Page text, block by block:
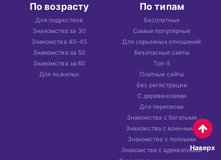
По возрасту
Для подростков
Знакомства за 30
Знакомства 40-45
Знакомства за 50
Знакомства за 60
Для пожилых
По типам
Бесплатные
Самые популярные
Для серьезных отношений
Безопасные сайты
Топ-5
Платные сайты
Без регистрации
С деревенскими
Для переписки
Знакомства с богатыми
Знакомства с военными
Знакомства с полными
Знакомства с адекватнымиНаверх